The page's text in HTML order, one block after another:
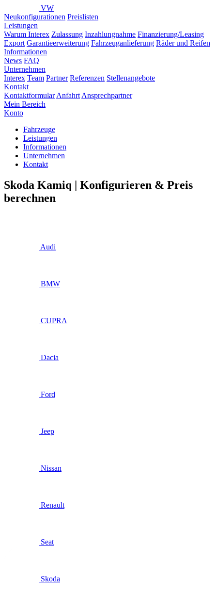
VW
Neukonfigurationen Preislisten
Leistungen
Warum Interex Zulassung Inzahlungnahme Finanzierung/Leasing
Export Garantieerweiterung Fahrzeuganlieferung Räder und Reifen
Informationen
News FAQ
Unternehmen
Interex Team Partner Referenzen Stellenangebote
Kontakt
Kontaktformular Anfahrt Ansprechpartner
Mein Bereich
Konto
Fahrzeuge
Leistungen
Informationen
Unternehmen
Kontakt
Skoda Kamiq | Konfigurieren & Preis
berechnen
Audi
BMW
CUPRA
Dacia
Ford
Jeep
Nissan
Renault
Seat
Skoda